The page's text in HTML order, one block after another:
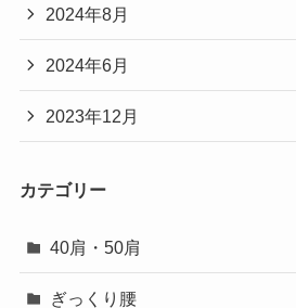
2024年8月
2024年6月
2023年12月
カテゴリー
40肩・50肩
ぎっくり腰